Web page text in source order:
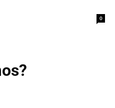
0